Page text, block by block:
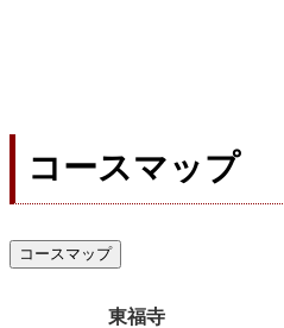
コースマップ
コースマップ
東福寺